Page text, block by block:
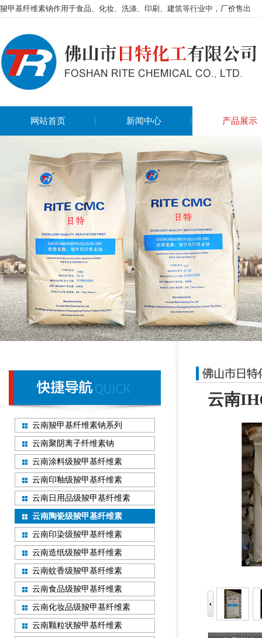
羧甲基纤维素钠作用于食品、化妆、洗涤、印刷、建筑等行业中，厂价售出
网站首页 新闻中心 产品展示
云南
云南羧甲基纤维素钠系列
云南聚阴离子纤维素钠
云南涂料级羧甲基纤维素
云南印釉级羧甲基纤维素
云南日用品级羧甲基纤维素
云南陶瓷级羧甲基纤维素
云南印染级羧甲基纤维素
云南造纸级羧甲基纤维素
云南蚊香级羧甲基纤维素
云南食品级羧甲基纤维素
云南化妆品级羧甲基纤维素
云南颗粒状羧甲基纤维素